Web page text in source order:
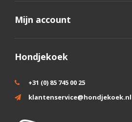
Mijn account
Hondjekoek
+31 (0) 85 745 00 25
klantenservice@hondjekoek.nl